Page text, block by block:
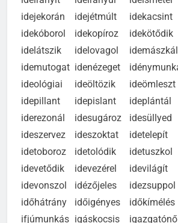
ideirányít
ideirányul ideismétel
idejekorán
idejétmúlt idekacsint
idekóborol
idekopíroz idekötődik
idelátszik
idelovagol idemászkál
idemutogat
idenézeget idénymunka
ideológiai
ideöltözik ideömleszt
idepillant
idepislant ideplántál
iderezonál
idesugároz idesüllyed
ideszervez
ideszoktat idetelepít
idetoboroz
idetolódik idetuszkol
idevetődik
idevezérel idevilágít
idevonszol
idézőjeles idezsuppol
időhátrány
időigényes időkímélés